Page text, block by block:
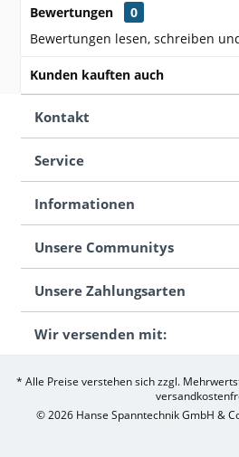
Bewertungen
0
Bewertungen lesen, schreiben
Kunden kauften auch
Kontakt
Service
Informationen
Unsere Communitys
Unsere Zahlungsarten
Wir versenden mit:
* Alle Preise verstehen sich zzgl.
© 2026 Hanse Spanntechnik GmbH &